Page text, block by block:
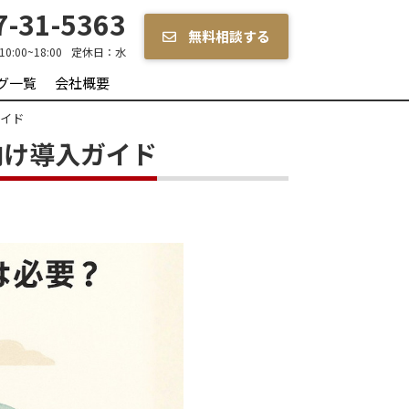
31-5363
10:00~18:00 定休日： 水
無料相談する
一覧 会社概要
ド
導入ガイド